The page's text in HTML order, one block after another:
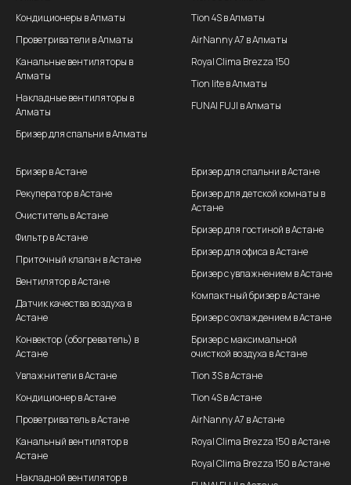
Кондиционеры в Алматы
Проветриватели в Алматы
Канальные вентиляторы в
Алматы
Накладные вентиляторы в
Алматы
Бризер для спальни в Алматы
Tion 4S в Алматы
AirNanny A7 в Алматы
Royal Clima Brezza 150
Tion lite в Алматы
FUNAI FUJI в Алматы
Бризер в Астане
Рекуператор в Астане
Очиститель в Астане
Фильтр в Астане
Приточный клапан в Астане
Вентилятор в Астане
Датчик качества воздуха в
Астане
Конвектор (обогреватель) в
Астане
Увлажнители в Астане
Кондиционер в Астане
Проветриватель в Астане
Канальный вентилятор в
Астане
Накладной вентилятор в
Бризер для спальни в Астане
Бризер для детской комнаты в
Астане
Бризер для гостиной в Астане
Бризер для офиса в Астане
Бризер с увлажнением в Астане
Компактный бризер в Астане
Бризер с охлаждением в Астане
Бризер с максимальной
очисткой воздуха в Астане
Tion 3S в Астане
Tion 4S в Астане
AirNanny A7 в Астане
Royal Clima Brezza 150 в Астане
Royal Clima Brezza 150 в Астане